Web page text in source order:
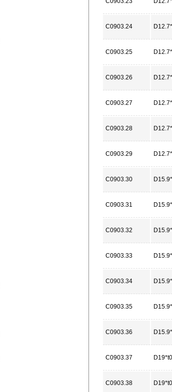
C0903.24
C0903.25
C0903.26
C0903.27
C0903.28
C0903.29
C0903.30
C0903.31
C0903.32
C0903.33
C0903.34
C0903.35
C0903.36
C0903.37
C0903.38